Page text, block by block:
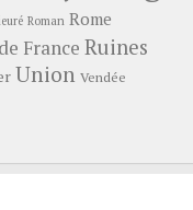
Roman Rome
France Ruines
Union Vendée